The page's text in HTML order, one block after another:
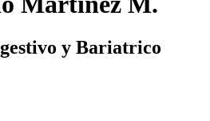
y Bariatrico